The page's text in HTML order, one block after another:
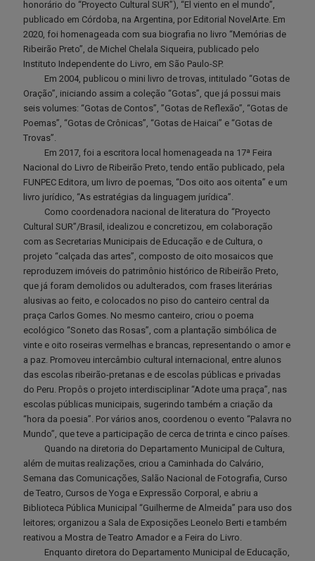
honorário do “Proyecto Cultural SUR”), “El viento en el mundo”,
publicado em Córdoba, na Argentina, por Editorial NovelArte. Em
2020, foi homenageada com sua biografia no livro “Memórias de
Ribeirão Preto”, de Michel Chelala Siqueira, publicado pelo
Instituto Independente do Livro, em São Paulo-SP.
Em 2004, publicou o mini livro de trovas, intitulado “Gotas de
Oração”, iniciando assim a coleção “Gotas”, que já possui mais
seis volumes: “Gotas de Contos”, ”Gotas de Reflexão”, “Gotas de
Poemas”, “Gotas de Crônicas”, “Gotas de Haicai” e “Gotas de
Trovas”.
Em 2017, foi a escritora local homenageada na 17ª Feira
Nacional do Livro de Ribeirão Preto, tendo então publicado, pela
FUNPEC Editora, um livro de poemas, “Dos oito aos oitenta” e um
livro jurídico, “As estratégias da linguagem jurídica”.
Como coordenadora nacional de literatura do “Proyecto
Cultural SUR”/Brasil, idealizou e concretizou, em colaboração
com as Secretarias Municipais de Educação e de Cultura, o
projeto “calçada das artes”, composto de oito mosaicos que
reproduzem imóveis do patrimônio histórico de Ribeirão Preto,
que já foram demolidos ou adulterados, com frases literárias
alusivas ao feito, e colocados no piso do canteiro central da
praça Carlos Gomes. No mesmo canteiro, criou o poema
ecológico “Soneto das Rosas”, com a plantação simbólica de
vinte e oito roseiras vermelhas e brancas, representando o amor e
a paz. Promoveu intercâmbio cultural internacional, entre alunos
das escolas ribeirão-pretanas e de escolas públicas e privadas
do Peru. Propôs o projeto interdisciplinar “Adote uma praça”, nas
escolas públicas municipais, sugerindo também a criação da
“hora da poesia”. Por vários anos, coordenou o evento “Palavra no
Mundo”, que teve a participação de cerca de trinta e cinco países.
Quando na diretoria do Departamento Municipal de Cultura,
além de muitas realizações, criou a Caminhada do Calvário,
Semana das Comunicações, Salão Nacional de Fotografia, Curso
de Teatro, Cursos de Yoga e Expressão Corporal, e abriu a
Biblioteca Pública Municipal “Guilherme de Almeida” para uso dos
leitores; organizou a Sala de Exposições Leonelo Berti e também
reativou a Mostra de Teatro Amador e a Feira do Livro.
Enquanto diretora do Departamento Municipal de Educação,